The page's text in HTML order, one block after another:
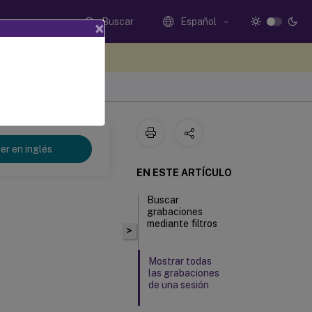
Buscar Español
en inglés
>
EN ESTE ARTÍCULO
Buscar
grabaciones
mediante filtros
Mostrar todas
las grabaciones
de una sesión
×